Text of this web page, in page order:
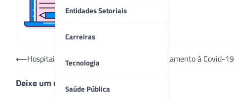
Entidades Setoriais
Carreiras
Tecnologia
Saúde Pública
Navegação
Post
⟵Hospitais de campanha reforçam o enfrentamento à Covid-19
Deixe um comentário